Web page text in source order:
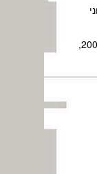
נובמבר 2007,